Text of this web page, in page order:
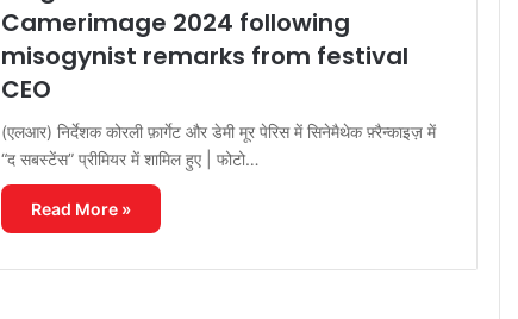
Camerimage 2024 following
misogynist remarks from festival
CEO
(एलआर) निर्देशक कोरली फ़ार्गेट और डेमी मूर पेरिस में सिनेमैथेक फ़्रैन्काइज़ में
“द सबस्टेंस” प्रीमियर में शामिल हुए | फोटो…
Read More »